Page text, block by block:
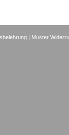
| Muster